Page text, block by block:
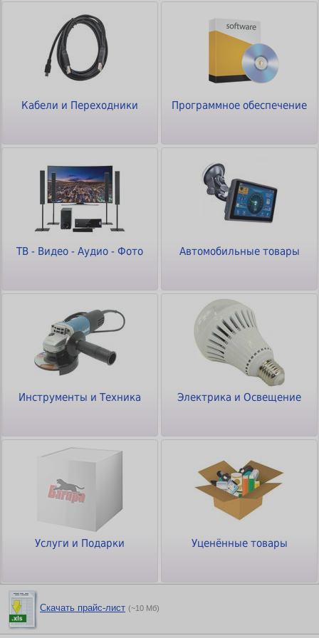
Кабели и Переходники Программное обеспечение
ТВ - Видео - Аудио - Фото Автомобильные товары
Инструменты и Техника Электрика и Освещение
Услуги и Подарки Уценённые товары
Скачать прайс-лист (~10 Мб)